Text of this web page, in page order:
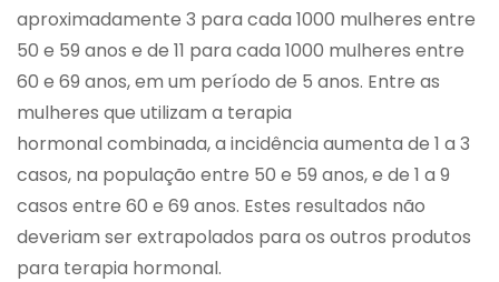
aproximadamente 3 para cada 1000 mulheres entre
50 e 59 anos e de 11 para cada 1000 mulheres entre
60 e 69 anos, em um período de 5 anos. Entre as
mulheres que utilizam a terapia
hormonal combinada, a incidência aumenta de 1 a 3
casos, na população entre 50 e 59 anos, e de 1 a 9
casos entre 60 e 69 anos. Estes resultados não
deveriam ser extrapolados para os outros produtos
para terapia hormonal.